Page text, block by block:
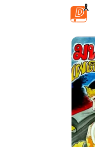
ข้ามไปยังเนื้อหาหลัก